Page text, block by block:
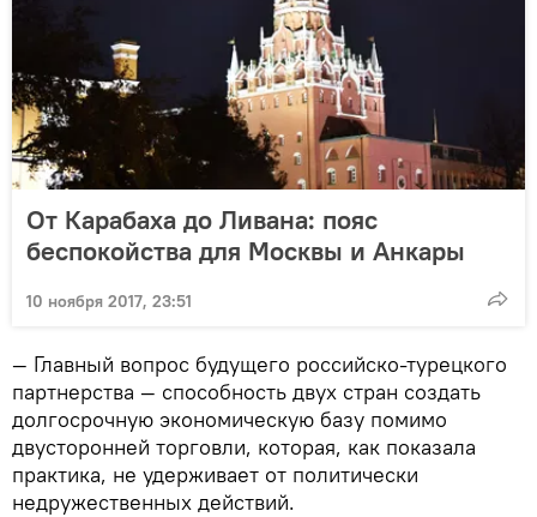
От Карабаха до Ливана: пояс
беспокойства для Москвы и Анкары
10 ноября 2017, 23:51
— Главный вопрос будущего российско-турецкого
партнерства — способность двух стран создать
долгосрочную экономическую базу помимо
двусторонней торговли, которая, как показала
практика, не удерживает от политически
недружественных действий.